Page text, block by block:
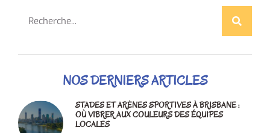
NOS DERNIERS ARTICLES
STADES ET ARÈNES SPORTIVES À BRISBANE :
OÙ VIBRER AUX COULEURS DES ÉQUIPES
LOCALES